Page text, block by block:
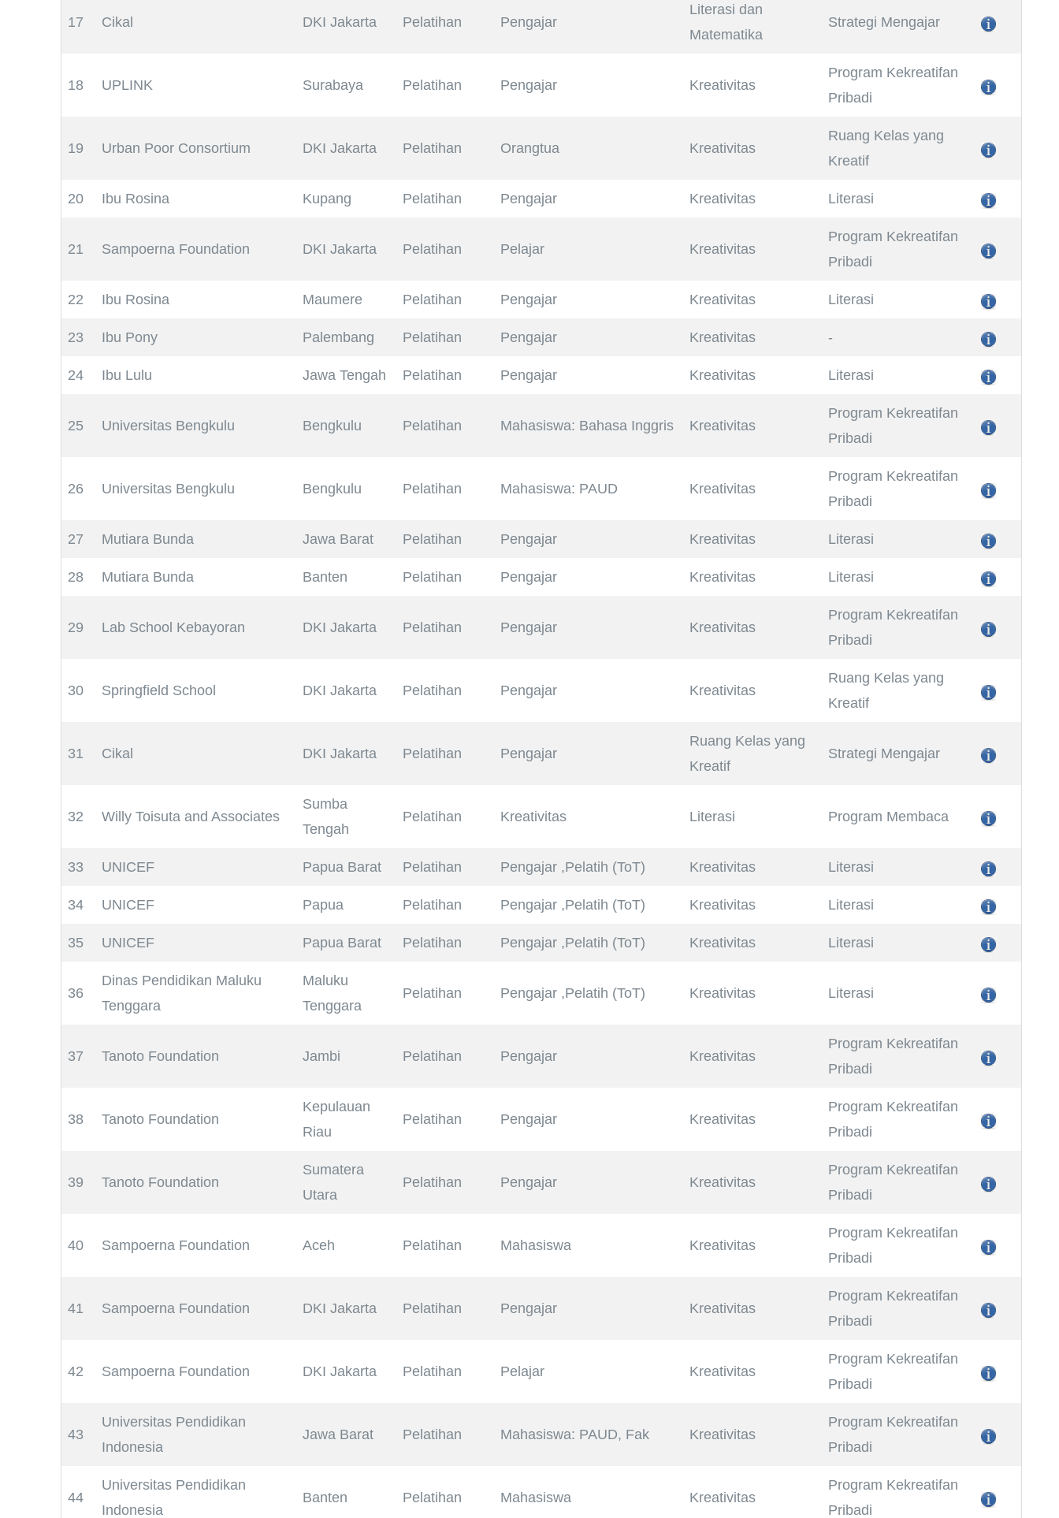
17 Cikal DKI Jakarta Pelatihan Pengajar
Literasi dan
Matematika
Strategi Mengajar
18 UPLINK Surabaya Pelatihan Pengajar Kreativitas
Program Kekreatifan
Pribadi
19 Urban Poor Consortium DKI Jakarta Pelatihan Orangtua Kreativitas
Ruang Kelas yang
Kreatif
20 Ibu Rosina Kupang Pelatihan Pengajar Kreativitas Literasi
21 Sampoerna Foundation DKI Jakarta Pelatihan Pelajar Kreativitas
Program Kekreatifan
Pribadi
22 Ibu Rosina Maumere Pelatihan Pengajar Kreativitas Literasi
23 Ibu Pony Palembang Pelatihan Pengajar Kreativitas -
24 Ibu Lulu Jawa Tengah Pelatihan Pengajar Kreativitas Literasi
25 Universitas Bengkulu Bengkulu Pelatihan Mahasiswa: Bahasa Inggris Kreativitas
Program Kekreatifan
Pribadi
26 Universitas Bengkulu Bengkulu Pelatihan Mahasiswa: PAUD Kreativitas
Program Kekreatifan
Pribadi
27 Mutiara Bunda Jawa Barat Pelatihan Pengajar Kreativitas Literasi
28 Mutiara Bunda Banten Pelatihan Pengajar Kreativitas Literasi
29 Lab School Kebayoran DKI Jakarta Pelatihan Pengajar Kreativitas
Program Kekreatifan
Pribadi
30 Springfield School DKI Jakarta Pelatihan Pengajar Kreativitas
Ruang Kelas yang
Kreatif
31 Cikal DKI Jakarta Pelatihan Pengajar
Ruang Kelas yang
Kreatif
Strategi Mengajar
32 Willy Toisuta and Associates
Sumba
Tengah
Pelatihan Kreativitas Literasi Program Membaca
33 UNICEF Papua Barat Pelatihan Pengajar ,Pelatih (ToT) Kreativitas Literasi
34 UNICEF Papua Pelatihan Pengajar ,Pelatih (ToT) Kreativitas Literasi
35 UNICEF Papua Barat Pelatihan Pengajar ,Pelatih (ToT) Kreativitas Literasi
36
Dinas Pendidikan Maluku
Tenggara
Maluku
Tenggara
Pelatihan Pengajar ,Pelatih (ToT) Kreativitas Literasi
37 Tanoto Foundation Jambi Pelatihan Pengajar Kreativitas
Program Kekreatifan
Pribadi
38 Tanoto Foundation
Kepulauan
Riau
Pelatihan Pengajar Kreativitas
Program Kekreatifan
Pribadi
39 Tanoto Foundation
Sumatera
Utara
Pelatihan Pengajar Kreativitas
Program Kekreatifan
Pribadi
40 Sampoerna Foundation Aceh Pelatihan Mahasiswa Kreativitas
Program Kekreatifan
Pribadi
41 Sampoerna Foundation DKI Jakarta Pelatihan Pengajar Kreativitas
Program Kekreatifan
Pribadi
42 Sampoerna Foundation DKI Jakarta Pelatihan Pelajar Kreativitas
Program Kekreatifan
Pribadi
43
Universitas Pendidikan
Indonesia
Jawa Barat Pelatihan Mahasiswa: PAUD, Fak Kreativitas
Program Kekreatifan
Pribadi
44
Universitas Pendidikan
Indonesia
Banten Pelatihan Mahasiswa Kreativitas
Program Kekreatifan
Pribadi